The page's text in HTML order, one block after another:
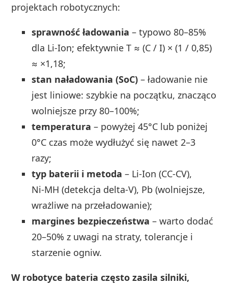
projektach robotycznych:
sprawność ładowania – typowo 80–85%
dla Li‑Ion; efektywnie T ≈ (C / I) × (1 / 0,85)
≈ ×1,18;
stan naładowania (SoC) – ładowanie nie
jest liniowe: szybkie na początku, znacząco
wolniejsze przy 80–100%;
temperatura – powyżej 45°C lub poniżej
0°C czas może wydłużyć się nawet 2–3
razy;
typ baterii i metoda – Li‑Ion (CC‑CV),
Ni‑MH (detekcja delta‑V), Pb (wolniejsze,
wrażliwe na przeładowanie);
margines bezpieczeństwa – warto dodać
20–50% z uwagi na straty, tolerancje i
starzenie ogniw.
W robotyce bateria często zasila silniki,